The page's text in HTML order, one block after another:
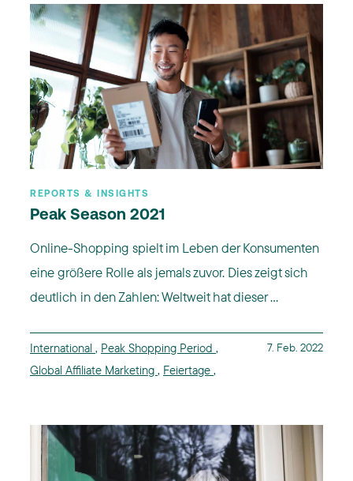
REPORTS & INSIGHTS
Peak Season 2021
Online-Shopping spielt im Leben der Konsumenten
eine größere Rolle als jemals zuvor. Dies zeigt sich
deutlich in den Zahlen: Weltweit hat dieser ...
International , Peak Shopping Period ,
Global Affiliate Marketing , Feiertage ,
7. Feb. 2022